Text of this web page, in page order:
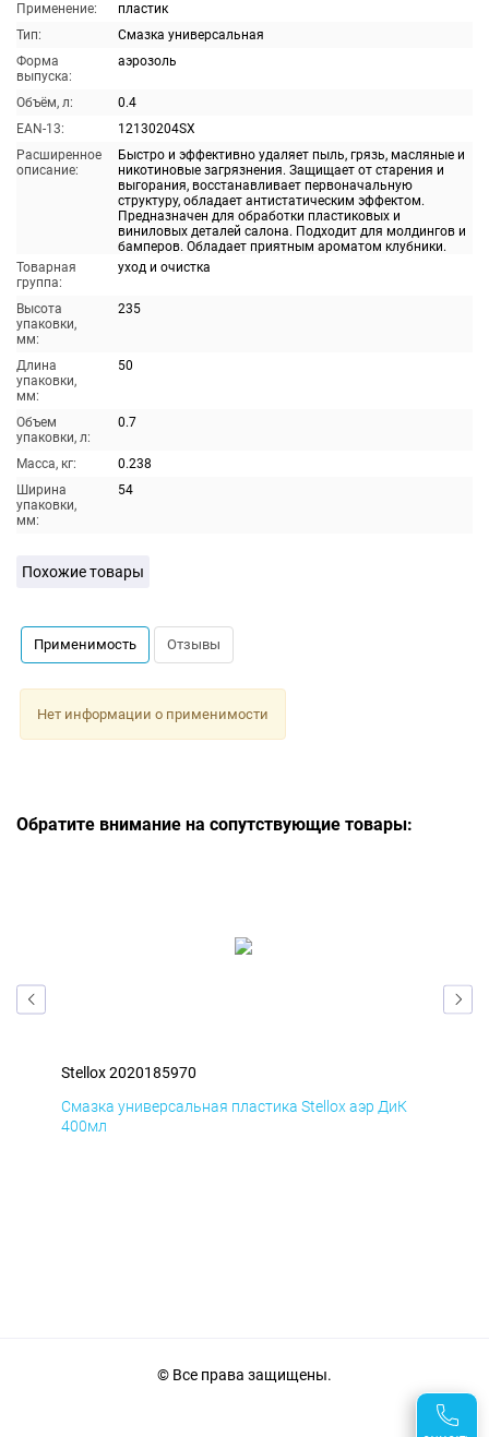
Применение:
пластик
Тип:
Смазка универсальная
Форма
выпуска:
аэрозоль
Объём, л:
0.4
EAN-13:
12130204SX
Расширенное
описание:
Быстро и эффективно удаляет пыль, грязь, масляные и
никотиновые загрязнения. Защищает от старения и
выгорания, восстанавливает первоначальную
структуру, обладает антистатическим эффектом.
Предназначен для обработки пластиковых и
виниловых деталей салона. Подходит для молдингов и
бамперов. Обладает приятным ароматом клубники.
Товарная
группа:
уход и очистка
Высота
упаковки,
мм:
235
Длина
упаковки,
мм:
50
Объем
упаковки, л:
0.7
Масса, кг:
0.238
Ширина
упаковки,
мм:
54
Похожие товары
Применимость Отзывы
Нет информации о применимости
Обратите внимание на сопутствующие товары:
Stellox 2020185970
Смазка универсальная пластика Stellox аэр ДиК
400мл
© Все права защищены.